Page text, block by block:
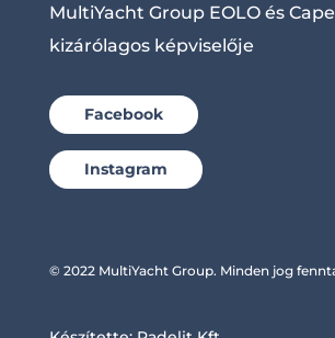
MultiYacht Group EOLO és
kizárólagos képviselője
Facebook
Instagram
© 2022 MultiYacht Group. Minden jog